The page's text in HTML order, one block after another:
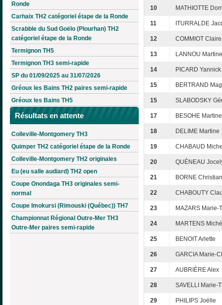
Ronde
Carhaix TH2 catégoriel étape de la Ronde
Scrabble du Sud Goëlo (Plourhan) TH2
catégoriel étape de la Ronde
Termignon TH5
Termignon TH3 semi-rapide
SP du 01/09/2025 au 31/07/2026
Gréoux les Bains TH2 paires semi-rapide
Gréoux les Bains TH5
Résultats en attente
Colleville-Montgomery TH3
Quimper TH2 catégoriel étape de la Ronde
Colleville-Montgomery TH2 originales
Eu (eu salle audiard) TH2 open
Coupe Onondaga TH3 originales semi-
normal
Coupe Imokursi (Rimouski (Québec)) TH7
Championnat Régional Outre-Mer TH3
Outre-Mer paires semi-rapide
10 MATHIOTTE
11 ITURRALDE
12 COMMIOT Claire
13 LANNOU Martine
14 PICARD Yannick
15 BERTRAND
15 SLABODSKY
17 BESOHE Martine
18 DELIME Martine
19 CHABAUD
20 QUÉNEAU
21 BORNE
22 CHABOUTY
23 MAZARS Marie-
24 MARTENS
25 BENOIT Arlette
26 GARCIA Marie-
27 AUBRIÈRE Alex
28 SAVELLI Marie-
29 PHILIPS Joëlle